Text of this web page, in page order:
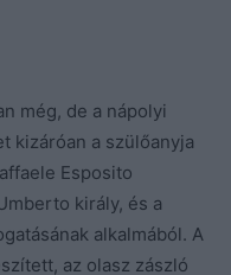
még, de a nápolyi
kizáróan a szülőanyja
Esposito
király, és a
alkalmából. A
az olasz zászló